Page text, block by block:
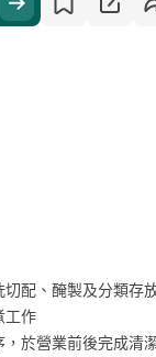
配、醃製及分類存
工作
於營業前後完成清